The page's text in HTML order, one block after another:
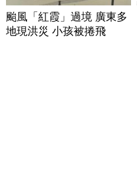
颱風「紅霞」過境 廣東多
地現洪災 小孩被捲飛